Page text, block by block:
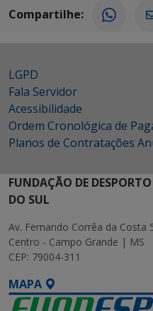
Compartilhe:
LGPD
Fala Servidor
Acessibilidade
Ordem Cronológica de
Planos de Contratações
FUNDAÇÃO DE
DO SUL
Av. Fernando Corrêa da Costa
Centro - Campo Grande | MS
CEP: 79004-311
MAPA